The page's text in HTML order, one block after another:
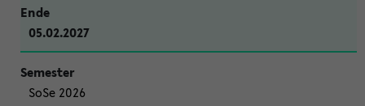
05.02.2027
SoSe 2026